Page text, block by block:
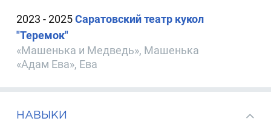
2023 - 2025Саратовский театр кукол
"Теремок"
«Машенька и Медведь», Машенька
«Адам Ева», Ева
НАВЫКИ